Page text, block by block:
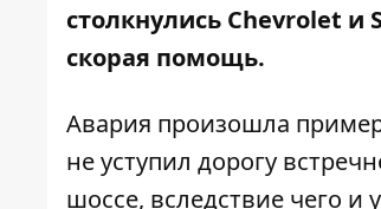
столкнулись Chevrolet и
скорая помощь.
Авария произошла
не уступил дорогу
шоссе, вследствие чего и